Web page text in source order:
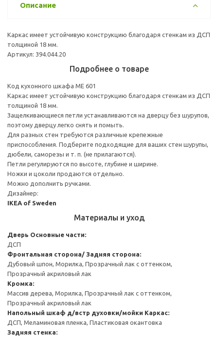
Описание
Каркас имеет устойчивую конструкцию благодаря стенкам из ДСП
толщиной 18 мм.
Артикул: 394.044.20
Подробнее о товаре
Код кухонного шкафа ME 601
Каркас имеет устойчивую конструкцию благодаря стенкам из ДСП
толщиной 18 мм.
Защелкивающиеся петли устанавливаются на дверцу без шурупов,
поэтому дверцу легко снять и помыть.
Для разных стен требуются различные крепежные
приспособления. Подберите подходящие для ваших стен шурупы,
дюбели, саморезы и т. п. (не прилагаются).
Петли регулируются по высоте, глубине и ширине.
Ножки и цоколи продаются отдельно.
Можно дополнить ручками.
Дизайнер:
IKEA of Sweden
Материалы и уход
Дверь Основные части:
ДСП
Фронтальная сторона/ Задняя сторона:
Дубовый шпон, Морилка, Прозрачный лак с оттенком,
Прозрачный акриловый лак
Кромка:
Массив дерева, Морилка, Прозрачный лак с оттенком,
Прозрачный акриловый лак
Напольный шкаф д/встр духовки/мойки Каркас:
ДСП, Меламиновая пленка, Пластиковая окантовка
Задняя стенка: